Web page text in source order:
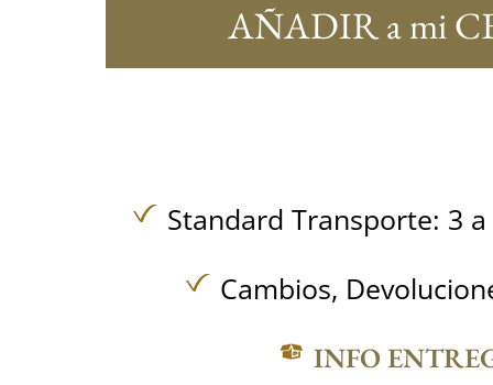
AÑADIR a mi
Standard Transporte: 3
Cambios,
INFO